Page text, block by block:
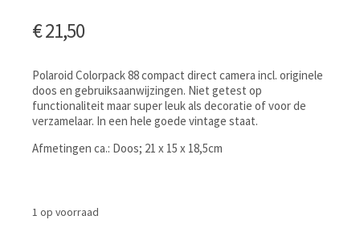
€21,50
Polaroid Colorpack 88 compact direct camera incl. originele
doos en gebruiksaanwijzingen. Niet getest op
functionaliteit maar super leuk als decoratie of voor de
verzamelaar. In een hele goede vintage staat.
Afmetingen ca.: Doos; 21 x 15 x 18,5cm
1 op voorraad